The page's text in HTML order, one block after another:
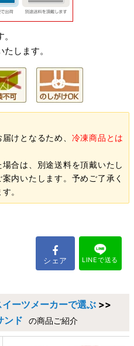
します。
けとなるため、 冷凍商品とは
合は、別途送料を頂戴いたし
内いたします。予めご了承く
。
シェア LINEで送る
イーツメーカーで選ぶ >>
ンド の商品ご紹介